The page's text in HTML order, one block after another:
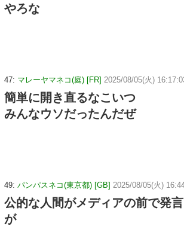
やろな
47: マレーヤマネコ(庭) [FR] 2025/08/05(火)
簡単に開き直るなこいつ
みんなウソだったんだぜ
49: パンパスネコ(東京都) [GB] 2025/08/05(火)
公的な人間がメディアの前で発
が